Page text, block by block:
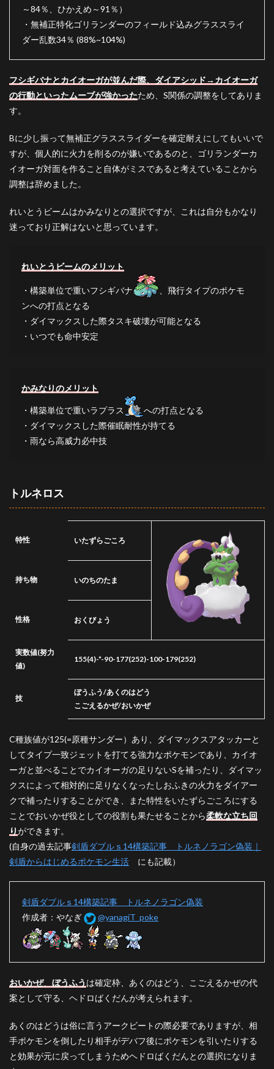
～84％、ひかえめ～91％）
・無補正特化ゴリランダーのフィールド込みグラススライ
ダー乱数34％ (88%~104%)
フシギバナとカイオーガが並んだ際、ダイアシッド→カイオーガ
の行動といったムーブが強かったため、S関係の調整をしてありま
す。
Bに少し振って無補正グラススライダーを確定耐えにしてもいいで
すが、個人的に火力を削るのが嫌いであるのと、ゴリランダーカ
イオーガ対面を作ること自体がミスであると考えていることから
調整は辞めました。
れいとうビームはかみなりとの選択ですが、これは自分もかなり
迷っており正解はないと思っています。
れいとうビームのメリット
・構築単位で重いフシギバナ
、飛行タイプのポケモ
ンへの打点となる
・ダイマックスした際タスキ破壊が可能となる
・いつでも命中安定
かみなりのメリット
・構築単位で重いラプラス
への打点となる
・ダイマックスした際催眠耐性が持てる
・雨なら高威力必中技
トルネロス
特性 いたずらごころ
持ち物 いのちのたま
性格 おくびょう
実数値(努力
値)
155(4)-*-90-177(252)-100-179(252)
技
ぼうふう/あくのはどう
こごえるかぜ/おいかぜ
C種族値が125(=原種サンダー）あり、ダイマックスアタッカーと
してタイプ一致ジェットを打てる強力なポケモンであり、カイオ
ーガと並べることでカイオーガの足りないSを補ったり、ダイマッ
クスによって相対的に足りなくなったしおふきの火力をダイアー
クで補ったりすることができ、また特性をいたずらごころにする
ことでおいかぜ役としての役割も果たせることから柔軟な立ち回
りができます。
(自身の過去記事剣盾ダブルｓ14構築記事 トルネノラゴン偽装｜
剣盾からはじめるポケモン生活 にも記載）
剣盾ダブルｓ14構築記事 トルネノラゴン偽装
作成者：やなぎ
@yanagiT_poke
おいかぜ、 ぼうふう は確定枠、あくのはどう、こごえるかぜの代
案として守る、ヘドロばくだんが考えられます。
あくのはどうは俗に言うアークビートの際必要でありますが、相
手ポケモンを倒したり相手がデバフ後にポケモンを引いたりする
と効果が元に戻ってしまうためヘドロばくだんとの選択になりま